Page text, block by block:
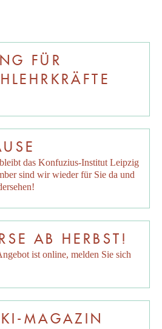
FÜR
das Konfuzius-Institut Leipzig
sind wir wieder für Sie da und
AB HERBST!
ist online, melden Sie sich
MAGAZIN